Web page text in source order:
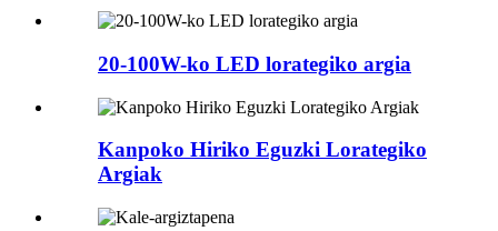
20-100W-ko LED lorategiko argia
Kanpoko Hiriko Eguzki Lorategiko
Argiak